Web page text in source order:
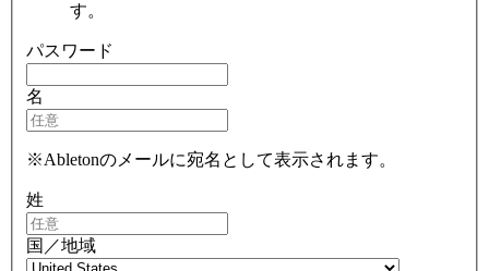
す。
パスワード
名
※Abletonのメールに宛名として表示されます。
姓
国／地域